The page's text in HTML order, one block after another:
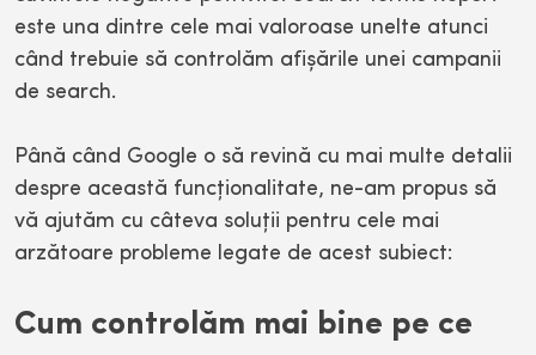
este una dintre cele mai valoroase unelte atunci
când trebuie să controlăm afişările unei campanii
de search.
Până când Google o să revină cu mai multe detalii
despre această funcţionalitate, ne-am propus să
vă ajutăm cu câteva soluţii pentru cele mai
arzătoare probleme legate de acest subiect:
Cum controlăm mai bine pe ce